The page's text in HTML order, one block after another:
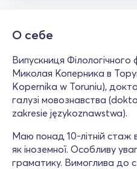
О себе
Випускниця Філологічного
Миколая Коперника в
Kopernika w Toruniu),
галузі мовознавства
zakresie językoznawstwa).
Маю понад 10-літній стаж
як іноземної. Особливу
граматику. Вимоглива до